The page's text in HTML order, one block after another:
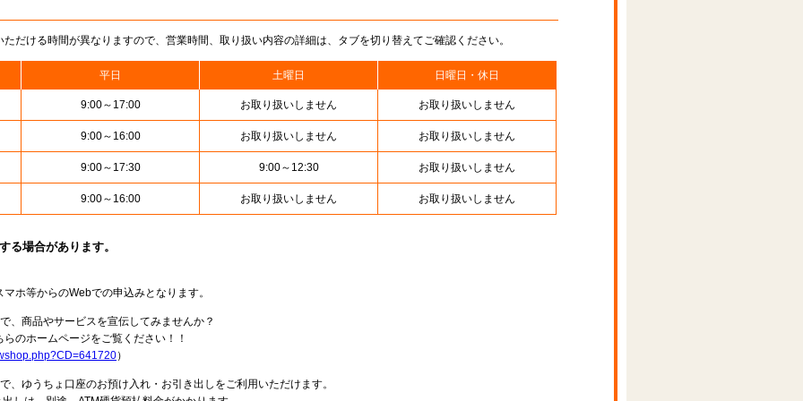
だける時間が異なりますので、営業時間、取り扱い内容の詳細は、タブを切り替えてご確認ください。
平日 土曜日 日曜日・休日
9:00～17:00 お取り扱いしません お取り扱いしません
9:00～16:00 お取り扱いしません お取り扱いしません
9:00～17:30 9:00～12:30 お取り扱いしません
9:00～16:00 お取り扱いしません お取り扱いしません
る場合があります。
ホ等からのWebでの申込みとなります。
、商品やサービスを宣伝してみませんか？
のホームページをご覧ください！！
）
、ゆうちょ口座のお預け入れ・お引き出しをご利用いただけます。